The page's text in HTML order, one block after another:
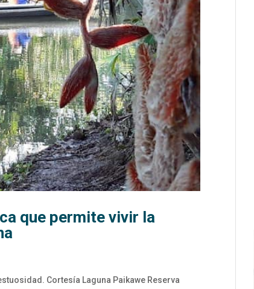
que permite vivir la
Cortesía Laguna Paikawe Reserva